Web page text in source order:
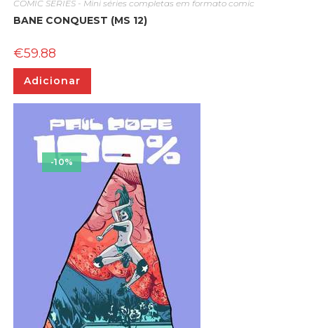
COMIC SERIES - Mini séries completas em formato comic
BANE CONQUEST (MS 12)
€59.88
Adicionar
-10%